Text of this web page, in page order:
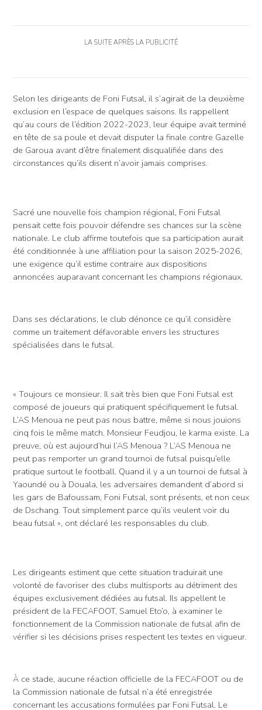
LA SUITE APRÈS LA PUBLICITÉ
Selon les dirigeants de Foni Futsal, il s’agirait de la deuxième
exclusion en l’espace de quelques saisons. Ils rappellent
qu’au cours de l’édition 2022-2023, leur équipe avait terminé
en tête de sa poule et devait disputer la finale contre Gazelle
de Garoua avant d’être finalement disqualifiée dans des
circonstances qu’ils disent n’avoir jamais comprises.
Sacré une nouvelle fois champion régional, Foni Futsal
pensait cette fois pouvoir défendre ses chances sur la scène
nationale. Le club affirme toutefois que sa participation aurait
été conditionnée à une affiliation pour la saison 2025-2026,
une exigence qu’il estime contraire aux dispositions
annoncées auparavant concernant les champions régionaux.
Dans ses déclarations, le club dénonce ce qu’il considère
comme un traitement défavorable envers les structures
spécialisées dans le futsal.
« Toujours ce monsieur. Il sait très bien que Foni Futsal est
composé de joueurs qui pratiquent spécifiquement le futsal.
L’AS Menoua ne peut pas nous battre, même si nous jouions
cinq fois le même match. Monsieur Feudjou, le karma existe. La
preuve, où est aujourd’hui l’AS Menoua ? L’AS Menoua ne
peut pas remporter un grand tournoi de futsal puisqu’elle
pratique surtout le football. Quand il y a un tournoi de futsal à
Yaoundé ou à Douala, les adversaires demandent d’abord si
les gars de Bafoussam, Foni Futsal, sont présents, et non ceux
de Dschang. Tout simplement parce qu’ils veulent voir du
beau futsal », ont déclaré les responsables du club.
Les dirigeants estiment que cette situation traduirait une
volonté de favoriser des clubs multisports au détriment des
équipes exclusivement dédiées au futsal. Ils appellent le
président de la FECAFOOT, Samuel Eto’o, à examiner le
fonctionnement de la Commission nationale de futsal afin de
vérifier si les décisions prises respectent les textes en vigueur.
À ce stade, aucune réaction officielle de la FECAFOOT ou de
la Commission nationale de futsal n’a été enregistrée
concernant les accusations formulées par Foni Futsal. Le